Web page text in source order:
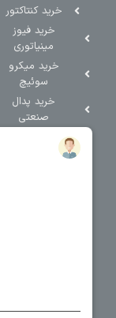
خرید کنتاکتور
خرید فیوز
مینیاتوری
خرید میکرو
سوئیچ
خرید پدال
صنعتی
تمامی حقوق